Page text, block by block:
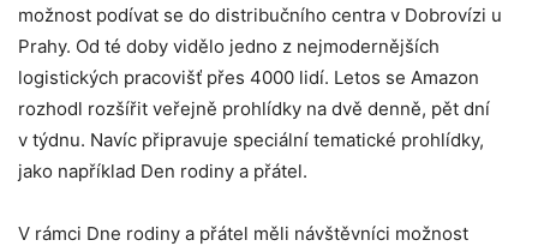
možnost podívat se do distribučního centra v Dobrovízi u
Prahy. Od té doby vidělo jedno z nejmodernějších
logistických pracovišť přes 4000 lidí. Letos se Amazon
rozhodl rozšířit veřejně prohlídky na dvě denně, pět dní
v týdnu. Navíc připravuje speciální tematické prohlídky,
jako například Den rodiny a přátel.
V rámci Dne rodiny a přátel měli návštěvníci možnost